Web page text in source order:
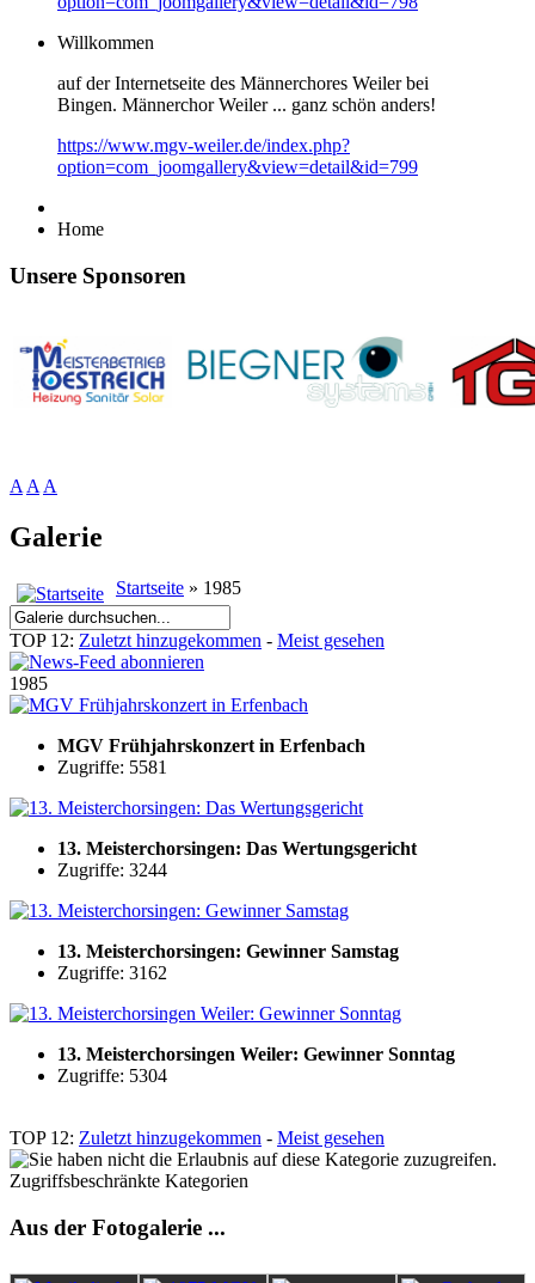
Willkommen
auf der Internetseite des Männerchores Weiler bei
Bingen. Männerchor Weiler ... ganz schön anders!
https://www.mgv-weiler.de/index.php?
option=com_joomgallery&view=detail&id=799
Home
Unsere Sponsoren
AAA
Galerie
Startseite » 1985
TOP 12: Zuletzt hinzugekommen - Meist gesehen
1985
MGV Frühjahrskonzert in Erfenbach
Zugriffe: 5581
13. Meisterchorsingen: Das Wertungsgericht
Zugriffe: 3244
13. Meisterchorsingen: Gewinner Samstag
Zugriffe: 3162
13. Meisterchorsingen Weiler: Gewinner Sonntag
Zugriffe: 5304
TOP 12: Zuletzt hinzugekommen - Meist gesehen
Zugriffsbeschränkte Kategorien
Aus der Fotogalerie ...